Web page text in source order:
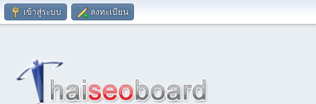
เข้าสู่ระบบ ลงทะเบียน